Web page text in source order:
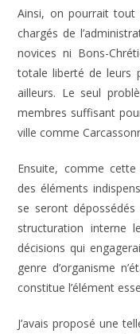
Ainsi, on pourrait tout
chargés de
novices ni Bons-
totale liberté de leurs
ailleurs. Le seul
membres suffisant
ville comme
Ensuite, comme
des éléments
se seront
structuration interne
décisions qui
genre d’organisme
constitue l’élément
J’avais proposé une